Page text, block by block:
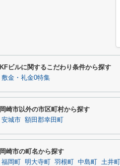
KFビルに関するこだわり条件から探す
敷金・礼金0特集
岡崎市以外の市区町村から探す
安城市 額田郡幸田町
岡崎市の町名から探す
福岡町 明大寺町 羽根町 中島町 土井町